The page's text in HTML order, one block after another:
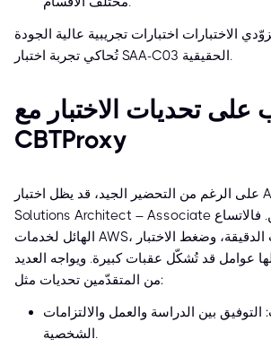
الاختبارات اختبارات تجريبية عالية الجودة
تُحاكي تجربة اختبار SAA-C03 الحقيقية.
على تحديات الاختبار مع
CBTProxy
على الرغم من التحضير الجيد، قد يظل اختبار AWS Certified
Solutions Architect – Associate صعبًا بالنسبة للكثيرين. فالاتساع
الهائل لخدمات AWS، والسيناريوهات الدقيقة، وضغط الاختبار
عوامل قد تُشكّل عقبات كبيرة. ويواجه العديد
من المتقدّمين تحديات مثل:
بين الدراسة والعمل والالتزامات
الشخصية.